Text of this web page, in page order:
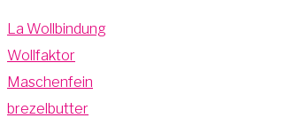
La Wollbindung
Wollfaktor
Maschenfein
brezelbutter